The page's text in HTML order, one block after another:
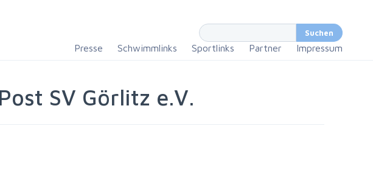
Presse Schwimmlinks Sportlinks Partner Impressum
SV Görlitz e.V.